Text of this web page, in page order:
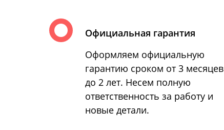
Официальная гарантия
Оформляем официальную
гарантию сроком от 3 месяцев
до 2 лет. Несем полную
ответственность за работу и
новые детали.